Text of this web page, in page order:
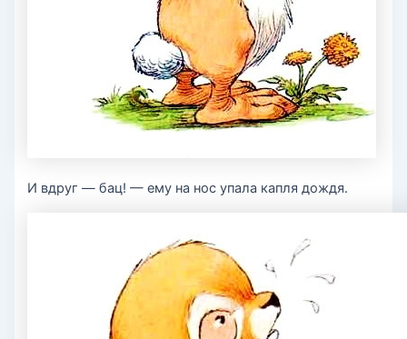
И вдруг — бац! — ему на нос упала капля дождя.